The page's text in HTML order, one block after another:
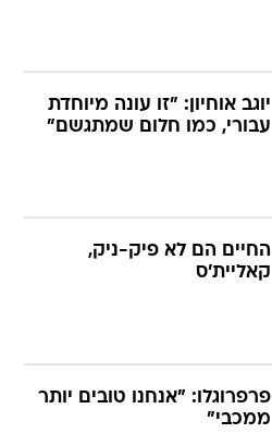
יוגב אוחיון: "זו עונה מיוחדת
עבורי, כמו חלום שמתגשם"
החיים הם לא פיק-ניק,
קאליית'ס
פרפרוגלו: "אנחנו טובים יותר
ממכבי"